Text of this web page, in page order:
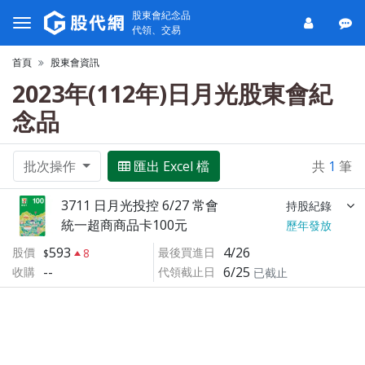
股東會紀念品
代領、交易
首頁 股東會資訊
2023年(112年)日月光股東會紀
念品
批次操作 匯出 Excel 檔 共 1 筆
3711 日月光投控 6/27 常會 持股紀錄
統一超商商品卡100元
歷年發放
股價
593
8
收購 --
最後買進日 4/26
代領截止日 6/25 已截止